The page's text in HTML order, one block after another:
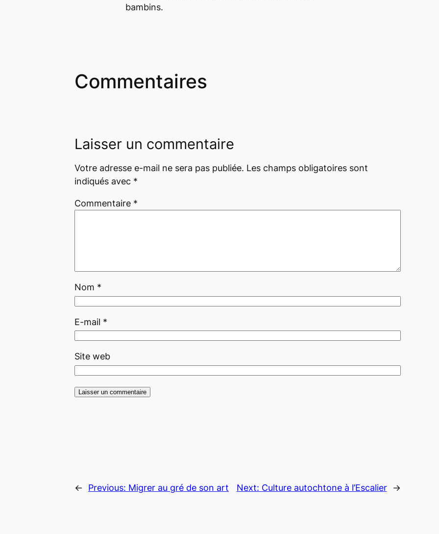
bambins.
Commentaires
Laisser un commentaire
Votre adresse e-mail ne sera pas publiée. Les champs obligatoires sont
indiqués avec *
Commentaire *
Nom *
E-mail *
Site web
← Previous: Migrer au gré de son art Next: Culture autochtone à l’Escalier →